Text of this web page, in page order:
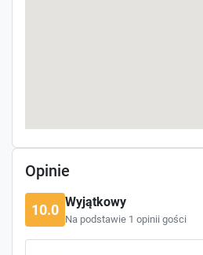
Opinie
10.0 Wyjątkowy
Na podstawie 1 opinii gości